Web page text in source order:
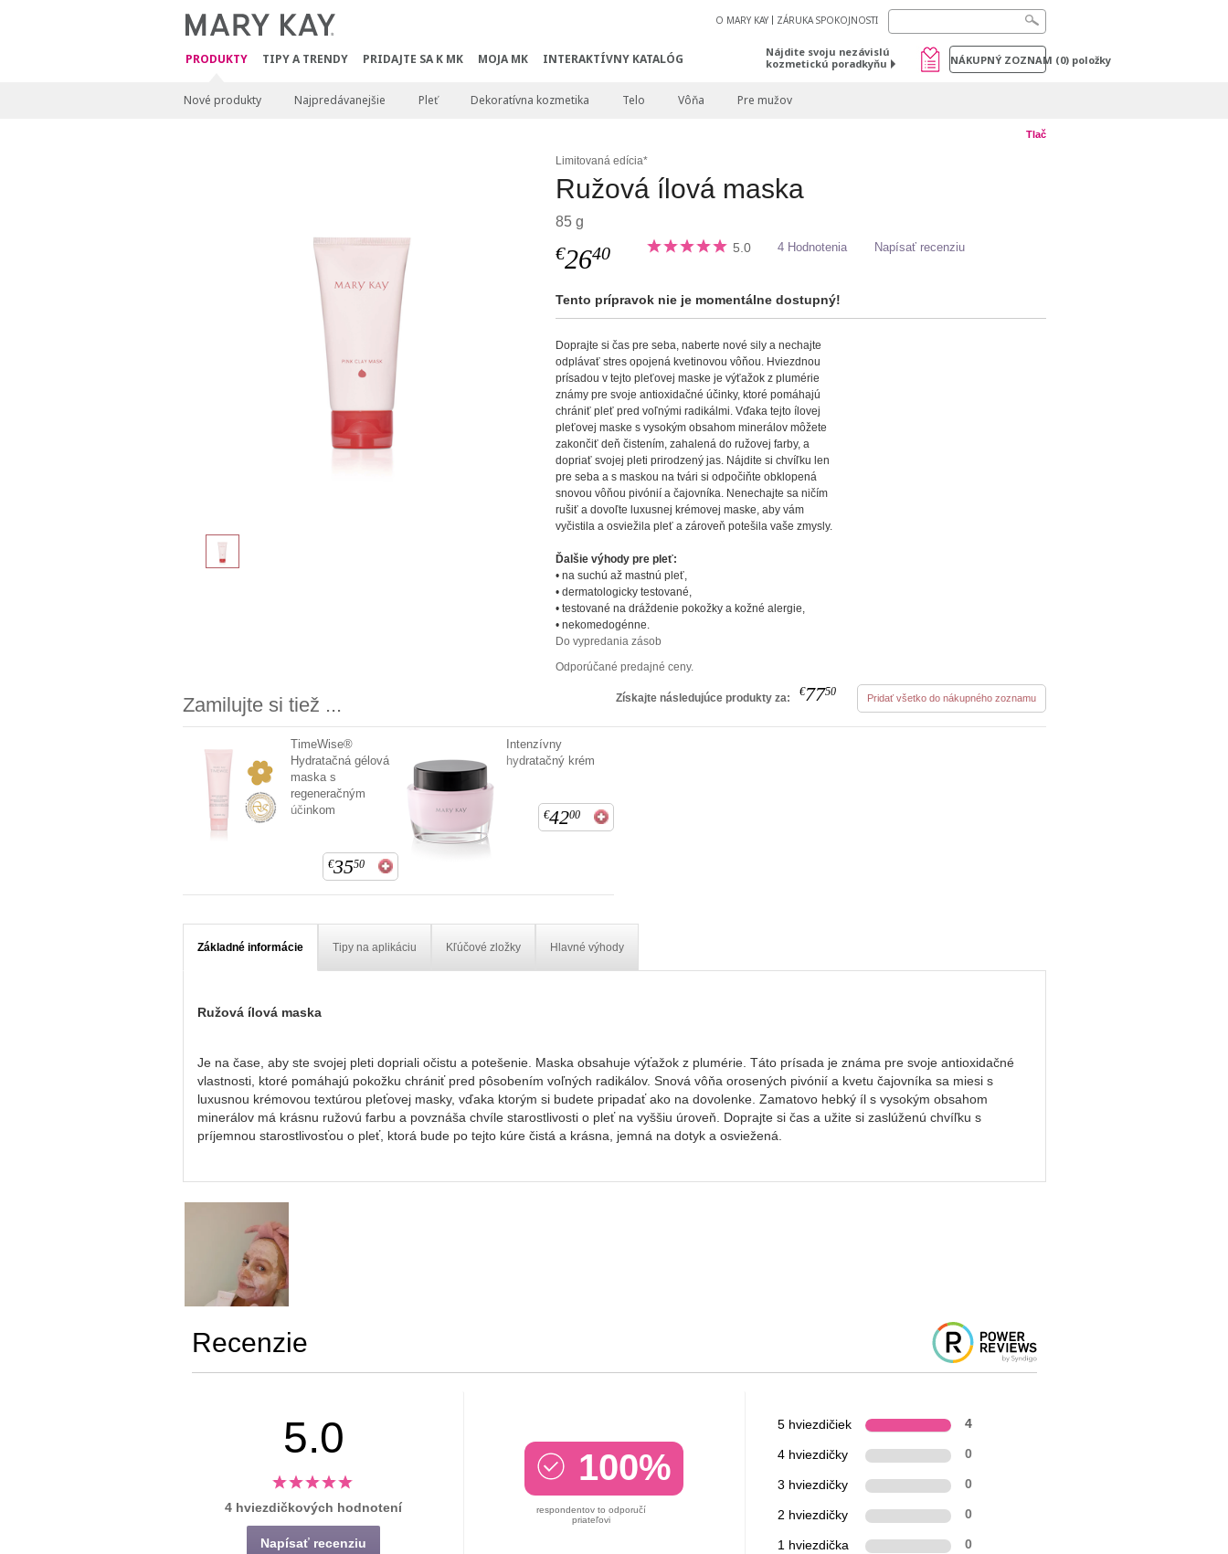
PRODUKTY TIPY A TRENDY PRIDAJTE SA K MK MOJA MK INTERAKTÍVNY KATALÓG
O MARY KAY ZÁRUKA SPOKOJNOSTI
Nájdite svoju nezávislú
kozmetickú poradkyňu
NÁKUPNÝ ZOZNAM (0) položky
Nové produkty Najpredávanejšie Pleť Dekoratívna kozmetika Telo Vôňa Pre mužov
Tlač
Limitovaná edícia*
Ružová ílová maska
85 g
€2640 5.0 4 Hodnotenia Napísať recenziu
Tento prípravok nie je momentálne dostupný!
Doprajte si čas pre seba, naberte nové sily a nechajte
odplávať stres opojená kvetinovou vôňou. Hviezdnou
prísadou v tejto pleťovej maske je výťažok z plumérie
známy pre svoje antioxidačné účinky, ktoré pomáhajú
chrániť pleť pred voľnými radikálmi. Vďaka tejto ílovej
pleťovej maske s vysokým obsahom minerálov môžete
zakončiť deň čistením, zahalená do ružovej farby, a
dopriať svojej pleti prirodzený jas. Nájdite si chvíľku len
pre seba a s maskou na tvári si odpočiňte obklopená
snovou vôňou pivónií a čajovníka. Nenechajte sa ničím
rušiť a dovoľte luxusnej krémovej maske, aby vám
vyčistila a osviežila pleť a zároveň potešila vaše zmysly.
Ďalšie výhody pre pleť:
• na suchú až mastnú pleť,
• dermatologicky testované,
• testované na dráždenie pokožky a kožné alergie,
• nekomedogénne.
Do vypredania zásob
Odporúčané predajné ceny.
Zamilujte si tiež ... Získajte následujúce produkty za: €7750 Pridať všetko do nákupného zoznamu
TimeWise®
Hydratačná gélová
maska s
regeneračným
účinkom
€3550
Intenzívny
hydratačný krém
€4200
Základné informácie Tipy na aplikáciu Kľúčové zložky Hlavné výhody
Ružová ílová maska
Je na čase, aby ste svojej pleti dopriali očistu a potešenie. Maska obsahuje výťažok z plumérie. Táto prísada je známa pre svoje antioxidačné
vlastnosti, ktoré pomáhajú pokožku chrániť pred pôsobením voľných radikálov. Snová vôňa orosených pivónií a kvetu čajovníka sa miesi s
luxusnou krémovou textúrou pleťovej masky, vďaka ktorým si budete pripadať ako na dovolenke. Zamatovo hebký íl s vysokým obsahom
minerálov má krásnu ružovú farbu a povznáša chvíle starostlivosti o pleť na vyššiu úroveň. Doprajte si čas a užite si zaslúženú chvíľku s
príjemnou starostlivosťou o pleť, ktorá bude po tejto kúre čistá a krásna, jemná na dotyk a osviežená.
Recenzie
5.0
4 hviezdičkových hodnotení
Napísať recenziu
100%
respondentov to odporučí
priateľovi
5 hviezdičiek 4
4 hviezdičky 0
3 hviezdičky 0
2 hviezdičky 0
1 hviezdička 0